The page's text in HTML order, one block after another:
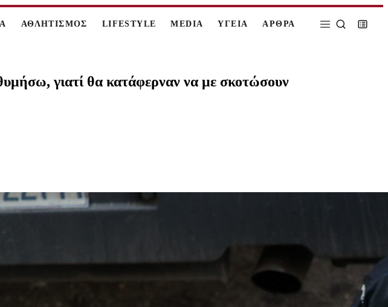
ΑΘΛΗΤΙΣΜΟΣ LIFESTYLE MEDIA ΥΓΕΙΑ ΑΡΘΡΑ
γιατί θα κατάφερναν να με σκοτώσουν